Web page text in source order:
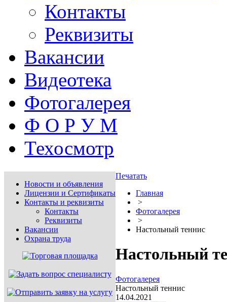
Контакты
Реквизиты
Вакансии
Видеотека
Фотогалерея
Ф О Р У М
Техосмотр
Новости и объявления
Лицензии и Сертификаты
Контакты и реквизиты
Контакты
Реквизиты
Вакансии
Охрана труда
Печатать
Главная
>
Фотогалерея
>
Настольный теннис
Настольный
Фотогалерея
Настольный теннис
14.04.2021